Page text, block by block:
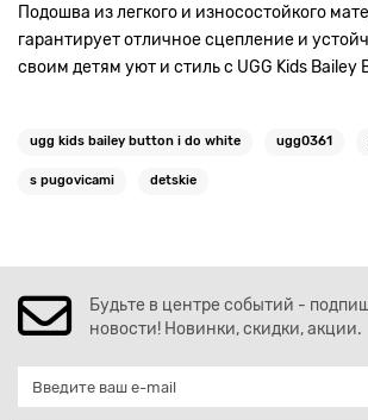
Подошва из легкого и износостойкого
гарантирует отличное сцепление и
своим детям уют и стиль с UGG Kids Bailey
ugg kids bailey button i do white ugg0361
s pugovicami detskie
Будьте в центре событий -
новости! Новинки, скидки, акции.